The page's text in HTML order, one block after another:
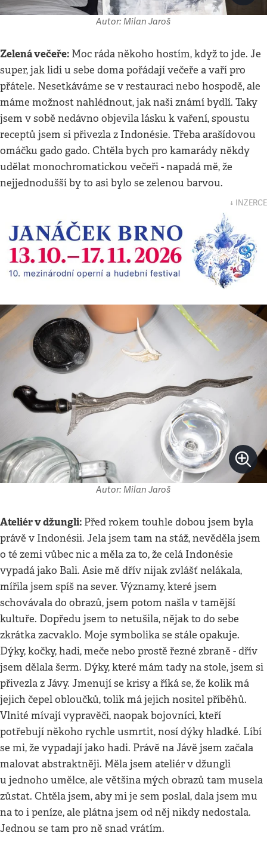
Autor: Milan Jaroš
Zelená večeře: Moc ráda někoho hostím, když to jde. Je
super, jak lidi u sebe doma pořádají večeře a vaří pro
přátele. Nesetkáváme se v restauraci nebo hospodě, ale
máme možnost nahlédnout, jak naši známí bydlí. Taky
jsem v sobě nedávno objevila lásku k vaření, spoustu
receptů jsem si přivezla z Indonésie. Třeba arašídovou
omáčku gado gado. Chtěla bych pro kamarády někdy
udělat monochromatickou večeři - napadá mě, že
nejjednodušší by to asi bylo se zelenou barvou.
↓ INZERCE
Autor: Milan Jaroš
Ateliér v džungli: Před rokem touhle dobou jsem byla
právě v Indonésii. Jela jsem tam na stáž, nevěděla jsem
o té zemi vůbec nic a měla za to, že celá Indonésie
vypadá jako Bali. Asie mě dřív nijak zvlášť nelákala,
mířila jsem spíš na sever. Významy, které jsem
schovávala do obrazů, jsem potom našla v tamější
kultuře. Dopředu jsem to netušila, nějak to do sebe
zkrátka zacvaklo. Moje symbolika se stále opakuje.
Dýky, kočky, hadi, meče nebo prostě řezné zbraně - dřív
jsem dělala šerm. Dýky, které mám tady na stole, jsem si
přivezla z Jávy. Jmenují se krisy a říká se, že kolik má
jejich čepel obloučků, tolik má jejich nositel příběhů.
Vlnité mívají vypravěči, naopak bojovníci, kteří
potřebují někoho rychle usmrtit, nosí dýky hladké. Líbí
se mi, že vypadají jako hadi. Právě na Jávě jsem začala
malovat abstraktněji. Měla jsem ateliér v džungli
u jednoho umělce, ale většina mých obrazů tam musela
zůstat. Chtěla jsem, aby mi je sem poslal, dala jsem mu
na to i peníze, ale plátna jsem od něj nikdy nedostala.
Jednou se tam pro ně snad vrátím.